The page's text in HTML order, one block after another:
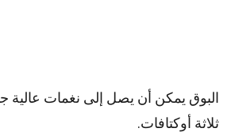
البوق يمكن أن يصل إلى نغمات عالية
ثلاثة أوكتافات.